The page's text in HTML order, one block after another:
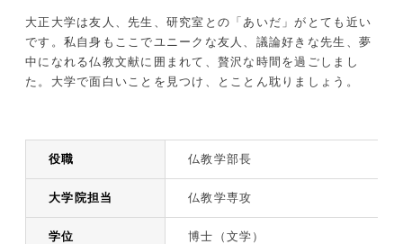
大正大学は友人、先生、研究室との「あいだ」がとても近い
です。私自身もここでユニークな友人、議論好きな先生、夢
中になれる仏教文献に囲まれて、贅沢な時間を過ごしまし
た。大学で面白いことを見つけ、とことん耽りましょう。
役職 仏教学部長
大学院担当 仏教学専攻
学位 博士（文学）